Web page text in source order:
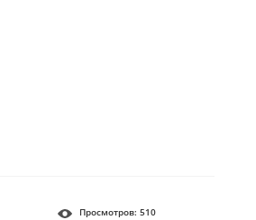
Просмотров: 510